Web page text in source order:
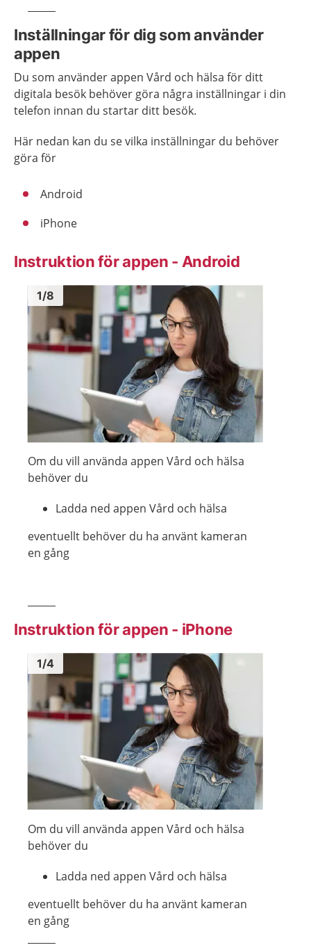
Inställningar för dig som använder
appen
Du som använder appen Vård och hälsa för ditt
digitala besök behöver göra några inställningar i din
telefon innan du startar ditt besök.
Här nedan kan du se vilka inställningar du behöver
göra för
Android
iPhone
Instruktion för appen - Android
Bild1
1/8
Om du vill använda appen Vård och hälsa
behöver du
Ladda ned appen Vård och hälsa
eventuellt behöver du ha använt kameran
en gång
Visa föregående bild
Instruktion för appen - iPhone
Bild1
1/4
Om du vill använda appen Vård och hälsa
behöver du
Ladda ned appen Vård och hälsa
eventuellt behöver du ha använt kameran
en gång